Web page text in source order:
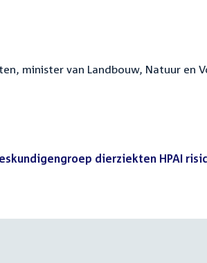
minister van Landbouw, Natuur en
dierziekten HPAI